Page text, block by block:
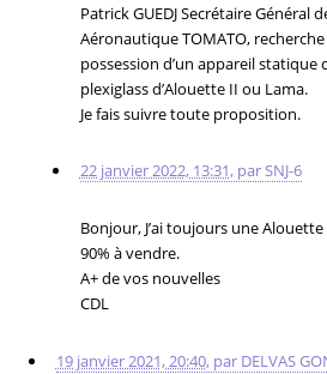
Patrick GUEDJ Secrétaire Général
Aéronautique TOMATO,
possession d’un appareil statique
plexiglass d’Alouette II ou Lama.
Je fais suivre toute proposition.
22 janvier 2022, 13:31, parSNJ-6
Bonjour, J’ai toujours une
90% à vendre.
A+ de vos nouvelles
CDL
19 janvier 2021, 20:40, par DELVAS